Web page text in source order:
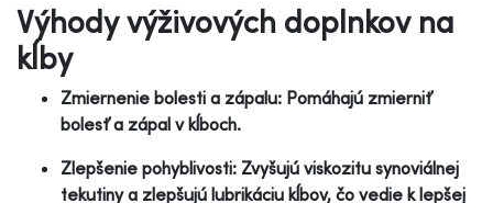
Výhody výživových doplnkov na
kĺby
Zmiernenie bolesti a zápalu: Pomáhajú zmierniť
bolesť a zápal v kĺboch.
Zlepšenie pohyblivosti: Zvyšujú viskozitu synoviálnej
tekutiny a zlepšujú lubrikáciu kĺbov, čo vedie k lepšej